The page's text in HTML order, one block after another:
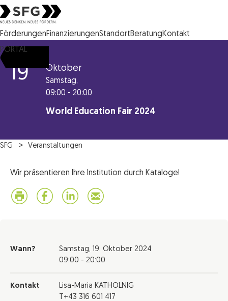
Steirische Wirtschaftsförderungsgesellschaft mbH SFG Logo
FörderungenFinanzierungenStandortBeratungKontakt
PORTAL
19 Oktober
Samstag,
09:00 - 20:00
World Education Fair 2024
SFG Veranstaltungen
Wir präsentieren Ihre Institution durch Kataloge!
Wann? Samstag, 19. Oktober 2024
09:00 - 20:00
Kontakt
Lisa-Maria KATHOLNIG
T+43 316 601 417